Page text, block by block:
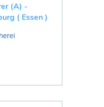
(A) -
( Essen )